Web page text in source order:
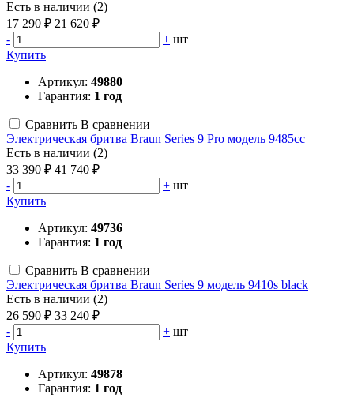
Есть в наличии (2)
17 290 ₽ 21 620 ₽
-
+ шт
Купить
Артикул: 49880
Гарантия: 1 год
Сравнить В сравнении
Электрическая бритва Braun Series 9 Pro модель 9485cc
Есть в наличии (2)
33 390 ₽ 41 740 ₽
-
+ шт
Купить
Артикул: 49736
Гарантия: 1 год
Сравнить В сравнении
Электрическая бритва Braun Series 9 модель 9410s black
Есть в наличии (2)
26 590 ₽ 33 240 ₽
-
+ шт
Купить
Артикул: 49878
Гарантия: 1 год